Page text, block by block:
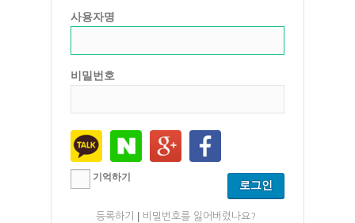
사용자명
비밀번호
기억하기
등록하기 비밀번호를 잃어버렸나요?